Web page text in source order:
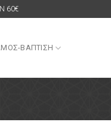
60€
ΒΑΠΤΙΣΗ